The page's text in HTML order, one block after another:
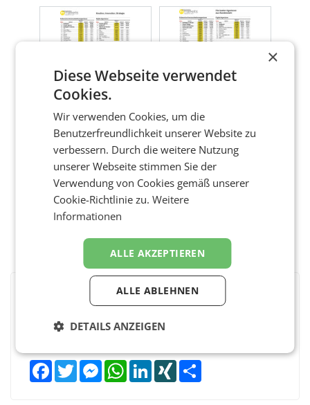
BEWERTEN SIE DIESEN ARTIKEL
FacebookTwitter MessengerWhatsAppLinkedInXING
×
Diese Webseite verwendet
Cookies.
Wir verwenden Cookies, um die
Benutzerfreundlichkeit unserer Website zu
verbessern. Durch die weitere Nutzung
unserer Webseite stimmen Sie der
Verwendung von Cookies gemäß unserer
Cookie-Richtlinie zu.Weitere
Informationen
ALLE AKZEPTIEREN
ALLE ABLEHNEN
DETAILS ANZEIGEN